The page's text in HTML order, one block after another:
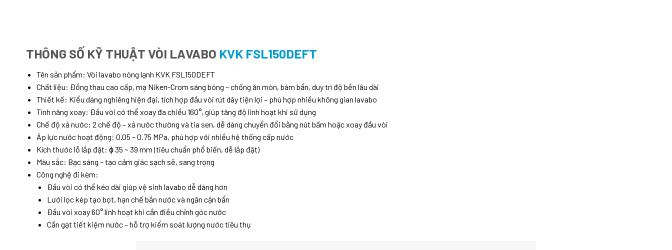
THÔNG SỐ KỸ THUẬT VÒI LAVABO KVK FSL150DEFT
Tên sản phẩm: Vòi lavabo nóng lạnh KVK FSL150DEFT
Chất liệu: Đồng thau cao cấp, mạ Niken-Crom sáng bóng – chống ăn mòn, bám bẩn, duy trì độ bền lâu dài
Thiết kế: Kiểu dáng nghiêng hiện đại, tích hợp đầu vòi rút dây tiện lợi – phù hợp nhiều không gian lavabo
Tính năng xoay: Đầu vòi có thể xoay đa chiều 160°, giúp tăng độ linh hoạt khi sử dụng
Chế độ xả nước: 2 chế độ – xả nước thường và tia sen, dễ dàng chuyển đổi bằng nút bấm hoặc xoay đầu vòi
Áp lực nước hoạt động: 0.05 – 0.75 MPa, phù hợp với nhiều hệ thống cấp nước
Kích thước lỗ lắp đặt: ɸ 35 ~ 39 mm (tiêu chuẩn phổ biến, dễ lắp đặt)
Màu sắc: Bạc sáng – tạo cảm giác sạch sẽ, sang trọng
Công nghệ đi kèm:
Đầu vòi có thể kéo dài giúp vệ sinh lavabo dễ dàng hơn
Lưới lọc kép tạo bọt, hạn chế bắn nước và ngăn cặn bẩn
Đầu vòi xoay 60° linh hoạt khi cần điều chỉnh góc nước
Cần gạt tiết kiệm nước – hỗ trợ kiểm soát lượng nước tiêu thụ